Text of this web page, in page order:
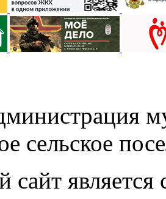
сельское
сайт является